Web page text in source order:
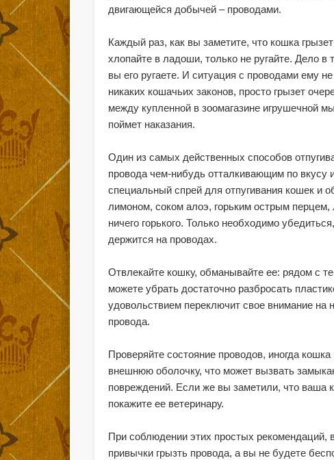
двигающейся добычей – проводами.
Каждый раз, как вы заметите, что кошка
хлопайте в ладоши, только не ругайте. Дело
вы его ругаете. И ситуация с проводами ему
никаких кошачьих законов, просто грызет
между купленной в зоомагазине игрушечной
поймет наказания.
Один из самых действенных способов
провода чем-нибудь отталкивающим по вкусу
специальный спрей для отпугивания кошек и
лимоном, соком алоэ, горьким острым
ничего горького. Только необходимо
держится на проводах.
Отвлекайте кошку, обманывайте ее: рядом с
можете убрать достаточно разбросать
удовольствием переключит свое внимание на
провода.
Проверяйте состояние проводов, иногда
внешнюю оболочку, что может вызвать
повреждений. Если же вы заметили, что ваша
покажите ее ветеринару.
При соблюдении этих простых рекомендаций,
привычки грызть провода, а вы не будете